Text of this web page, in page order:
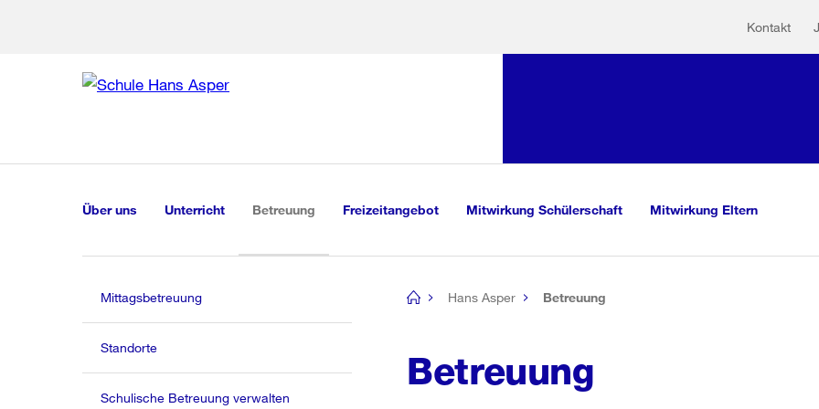
Kontakt
Navigation
Über uns Unterricht Betreuung (aktiv)Freizeitangebot Mitwirkung Schülerschaft Mitwirkung Eltern
[no
Hans Asper Betreuung
Betreuung
Mittagsbetreuung
Standorte
Schulische Betreuung verwalten